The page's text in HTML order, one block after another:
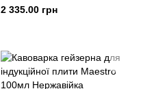
2 335.00 грн